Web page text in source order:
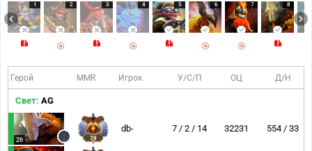
1 2 3 4 5 6 7 8
Герой MMR Игрок У/С/П ОЦ Д/Н
Свет: AG
26 79
db- 7 / 2 / 14 32231 554 / 33